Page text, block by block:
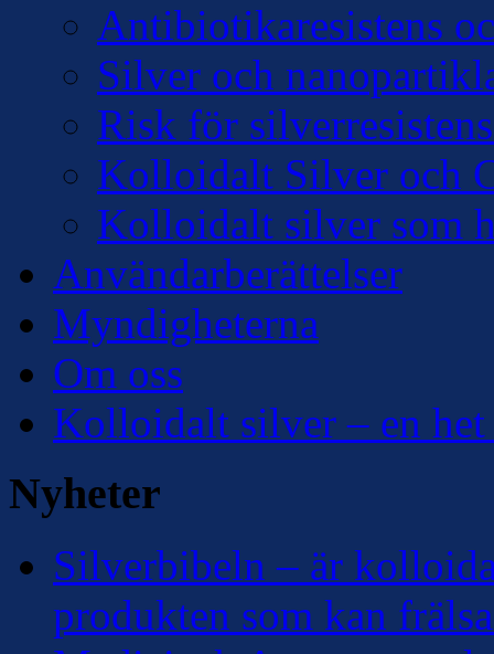
Antibiotikaresistens
Silver och
Risk för
Kolloidalt Silver och
Kolloidalt silver som
Användarberättelser
Myndigheterna
Om oss
Kolloidalt silver – en het
Nyheter
Silverbibeln – är
produkten som kan